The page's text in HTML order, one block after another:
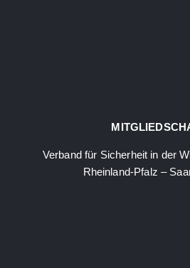
Verband für Sicherheit in der
Rheinland-Pfalz –